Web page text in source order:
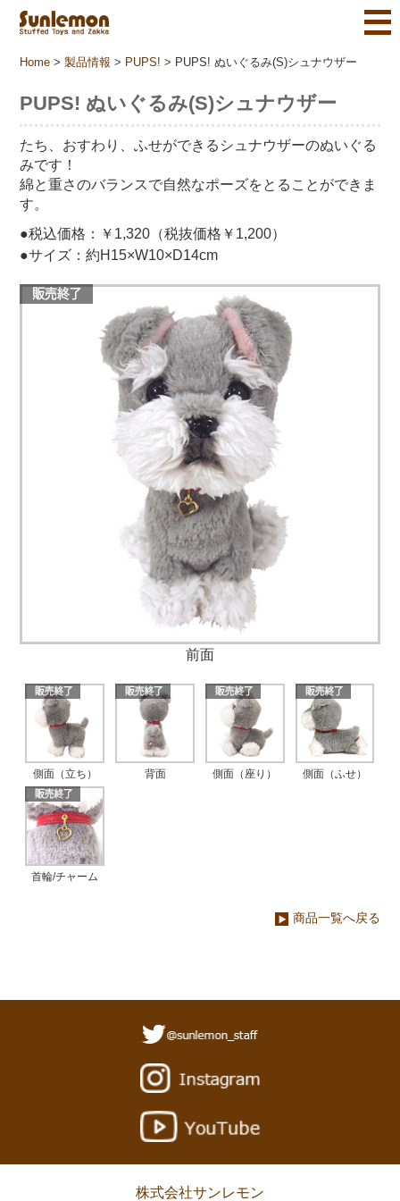
Home >製品情報 > PUPS! > PUPS! ぬいぐるみ(S)シュナウザー
PUPS! ぬいぐるみ(S)シュナウザー
たち、おすわり、ふせができるシュナウザーのぬいぐる
みです！
綿と重さのバランスで自然なポーズをとることができま
す。
●税込価格：￥1,320（税抜価格￥1,200）
●サイズ：約H15×W10×D14cm
前面
側面（立ち） 背面 側面（座り） 側面（ふせ）
首輪/チャーム
商品一覧へ戻る
株式会社サンレモン